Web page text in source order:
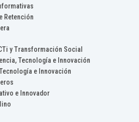
Retención
y Transformación Social
Tecnología e Innovación
e Innovación
e Innovador